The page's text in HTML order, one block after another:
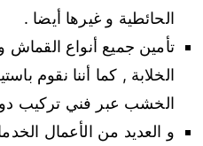
الحائطية و غيرها أيضا .
تأمين جميع أنواع القماش و
الخلابة , كما أننا نقوم
الخشب عبر فني تركيب
و العديد من الأعمال